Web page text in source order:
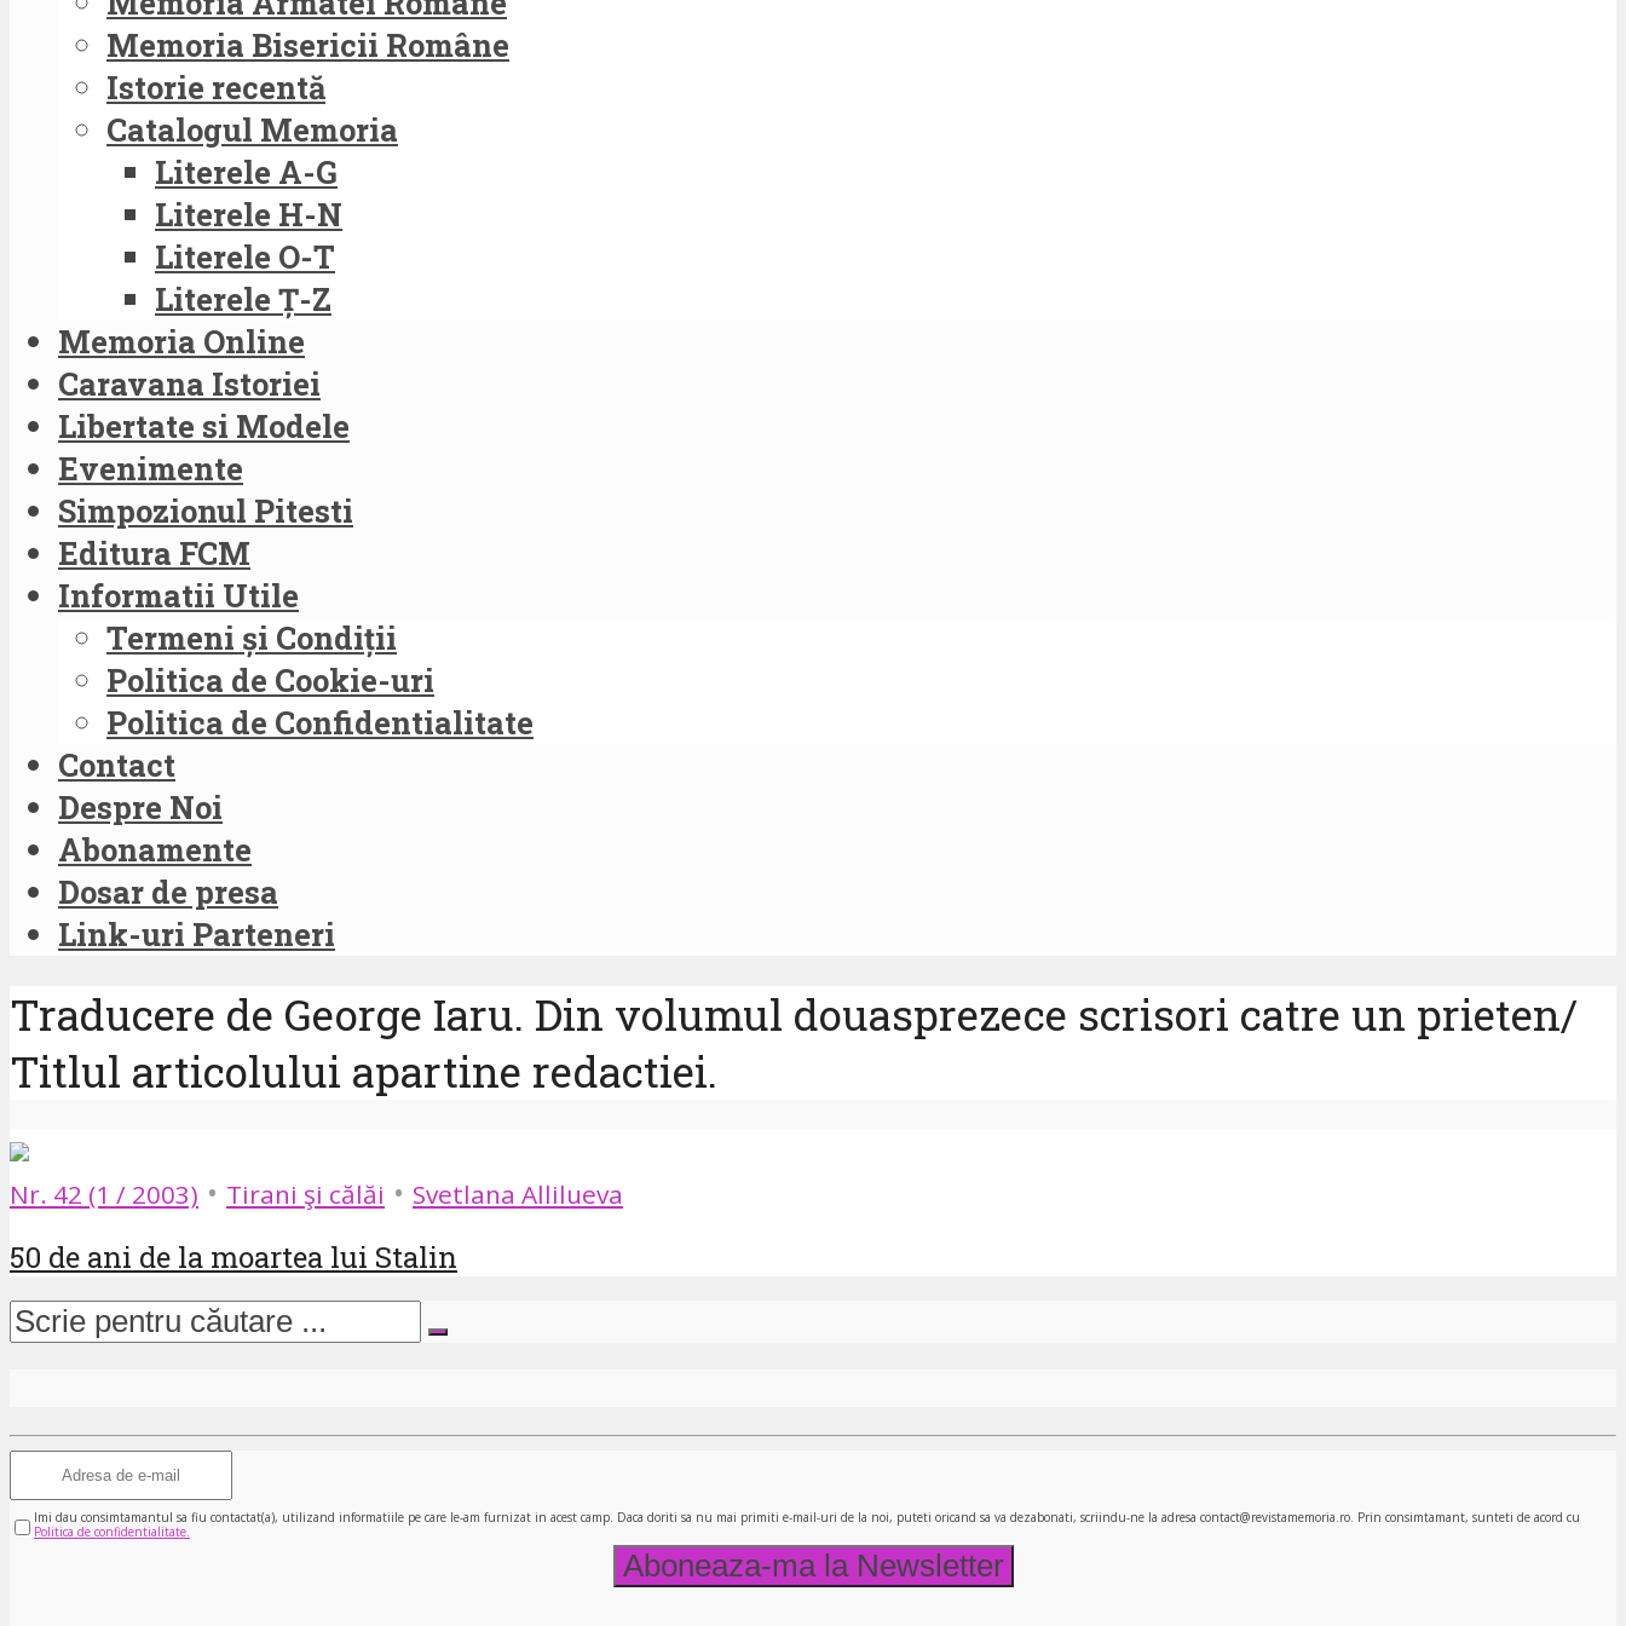
Memoria Bisericii Române
Istorie recentă
Catalogul Memoria
Literele A-G
Literele H-N
Literele O-T
Literele Ț-Z
Memoria Online
Caravana Istoriei
Libertate si Modele
Evenimente
Simpozionul Pitesti
Editura FCM
Informatii Utile
Termeni și Condiții
Politica de Cookie-uri
Politica de Confidentialitate
Contact
Despre Noi
Abonamente
Dosar de presa
Link-uri Parteneri
Traducere de George Iaru. Din volumul douasprezece scrisori catre un prieten/
Titlul articolului apartine redactiei.
Nr. 42 (1 / 2003) • Tirani şi călăi • Svetlana Allilueva
50 de ani de la moartea lui Stalin
Imi dau consimtamantul sa fiu contactat(a), utilizand informatiile pe care le-am furnizat in acest camp. Daca doriti sa nu mai primiti e-mail-uri de la noi, puteti oricand sa va dezabonati, scriindu-ne la adresa contact@revistamemoria.ro. Prin consimtamant, sunteti de acord cu
Politica de confidentialitate.